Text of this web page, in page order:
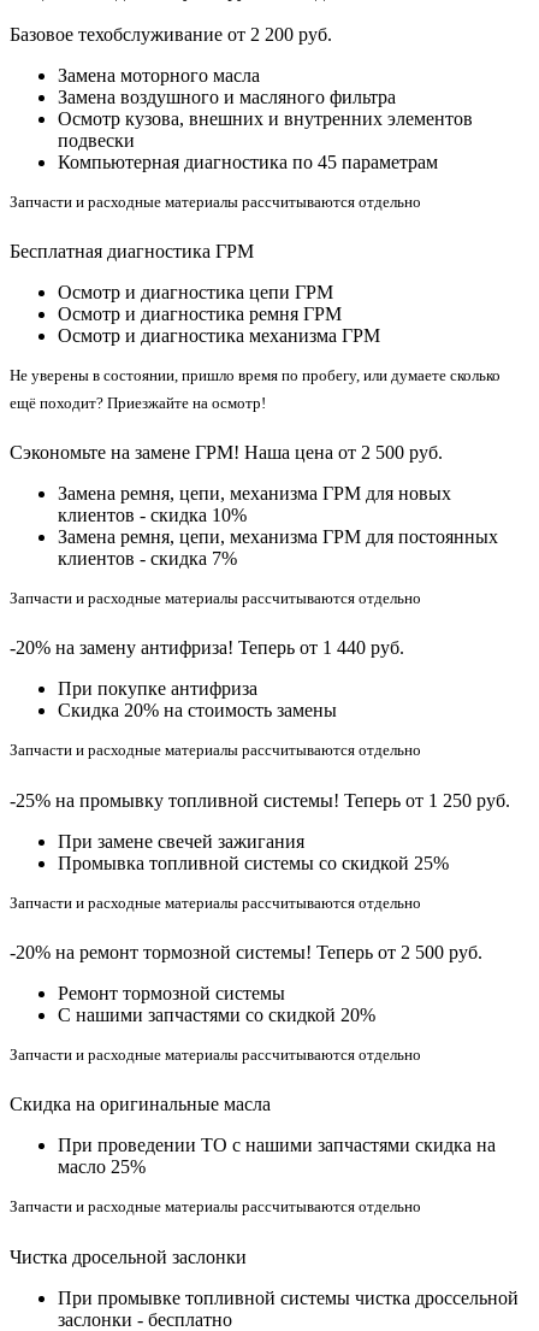
Базовое техобслуживание от 2 200 руб.
Замена моторного масла
Замена воздушного и масляного фильтра
Осмотр кузова, внешних и внутренних элементов
подвески
Компьютерная диагностика по 45 параметрам
Запчасти и расходные материалы рассчитываются отдельно
Бесплатная диагностика ГРМ
Осмотр и диагностика цепи ГРМ
Осмотр и диагностика ремня ГРМ
Осмотр и диагностика механизма ГРМ
Не уверены в состоянии, пришло время по пробегу, или думаете сколько
ещё походит? Приезжайте на осмотр!
Сэкономьте на замене ГРМ! Наша цена от 2 500 руб.
Замена ремня, цепи, механизма ГРМ для новых
клиентов - скидка 10%
Замена ремня, цепи, механизма ГРМ для постоянных
клиентов - скидка 7%
Запчасти и расходные материалы рассчитываются отдельно
-20% на замену антифриза! Теперь от 1 440 руб.
При покупке антифриза
Cкидка 20% на стоимость замены
Запчасти и расходные материалы рассчитываются отдельно
-25% на промывку топливной системы! Теперь от 1 250 руб.
При замене свечей зажигания
Промывка топливной системы со скидкой 25%
Запчасти и расходные материалы рассчитываются отдельно
-20% на ремонт тормозной системы! Теперь от 2 500 руб.
Ремонт тормозной системы
С нашими запчастями со скидкой 20%
Запчасти и расходные материалы рассчитываются отдельно
Скидка на оригинальные масла
При проведении ТО с нашими запчастями скидка на
масло 25%
Запчасти и расходные материалы рассчитываются отдельно
Чистка дросельной заслонки
При промывке топливной системы чистка дроссельной
заслонки - бесплатно